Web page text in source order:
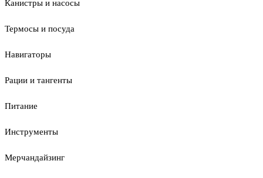
Канистры и насосы
Термосы и посуда
Навигаторы
Рации и тангенты
Питание
Инструменты
Мерчандайзинг